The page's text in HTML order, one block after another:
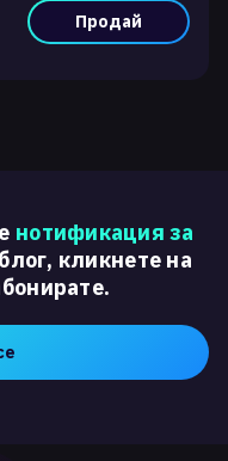
Продай
нотификация за
кликнете на